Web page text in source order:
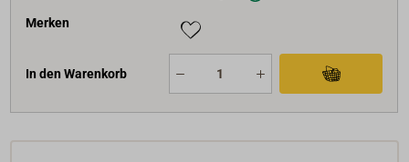
Merken
In den Warenkorb